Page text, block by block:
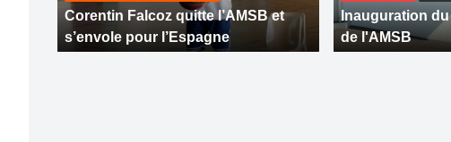
Corentin Falcoz quitte l’AMSB et
s’envole pour l’Espagne
Inauguration
de l'AMSB